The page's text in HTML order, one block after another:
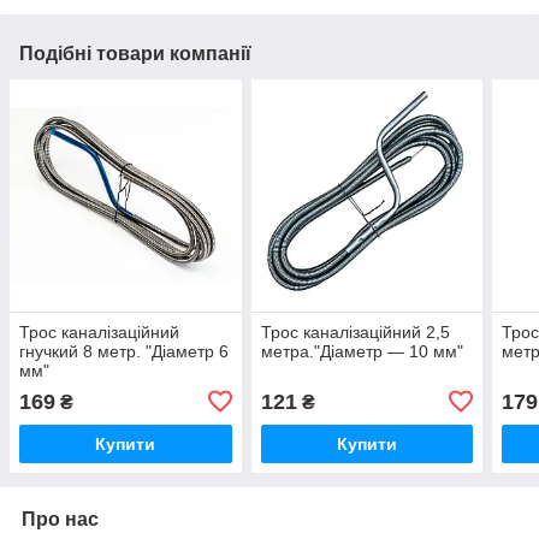
Подібні товари компанії
Трос каналізаційний
гнучкий 8 метр. "Діаметр 6
мм"
169 ₴
Купити
Трос каналізаційний 2,5
метра."Діаметр — 10 мм"
121₴
Купити
179
Про нас